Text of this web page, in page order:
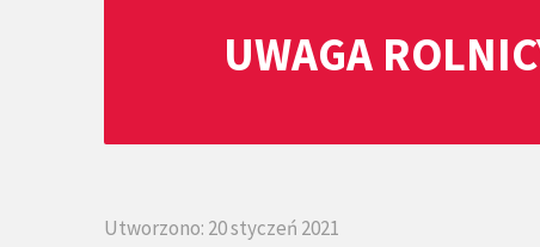
UWAGA
Utworzono: 20 styczeń 2021